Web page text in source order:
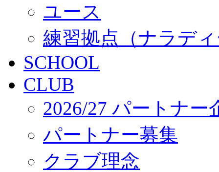
ユース
練習拠点（ナラデ
SCHOOL
CLUB
2026/27 パートナー
パートナー募集
クラブ理念